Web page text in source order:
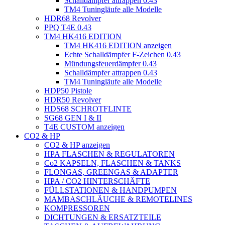
TM4 Tuningläufe alle Modelle
HDR68 Revolver
PPQ T4E 0.43
TM4 HK416 EDITION
TM4 HK416 EDITION anzeigen
Echte Schalldämpfer F-Zeichen 0.43
Mündungsfeuerdämpfer 0.43
Schalldämpfer attrappen 0.43
TM4 Tuningläufe alle Modelle
HDP50 Pistole
HDR50 Revolver
HDS68 SCHROTFLINTE
SG68 GEN I & II
T4E CUSTOM anzeigen
CO2 & HP
CO2 & HP anzeigen
HPA FLASCHEN & REGULATOREN
Co2 KAPSELN, FLASCHEN & TANKS
FLONGAS, GREENGAS & ADAPTER
HPA / CO2 HINTERSCHÄFTE
FÜLLSTATIONEN & HANDPUMPEN
MAMBASCHLÄUCHE & REMOTELINES
KOMPRESSOREN
DICHTUNGEN & ERSATZTEILE